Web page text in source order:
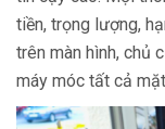
tiền, trọng lượng,
trên màn hình, chủ
máy móc tất cả